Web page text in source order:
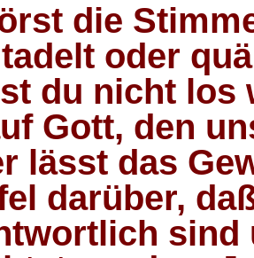
die
oder
du nicht los
Gott, den
lässt das
darüber,
sind